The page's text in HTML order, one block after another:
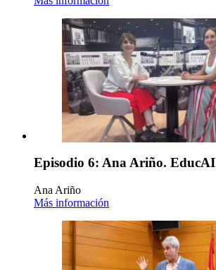
Episodio 6: Ana Ariño. EducAI
Ana Ariño
Más información